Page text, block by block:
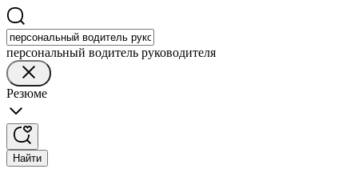
персональный водитель руководителя
Резюме
Найти